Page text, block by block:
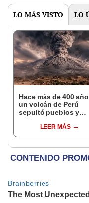
LO MÁS VISTO LO
Hace más de 400
un volcán de Perú
sepultó pueblos y
veranos más fríos de
historia: sigue bajo
LEER MÁS